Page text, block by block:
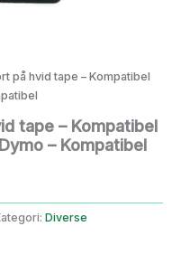
på hvid tape – Kompatibel
tape – Kompatibel
– Kompatibel
Diverse